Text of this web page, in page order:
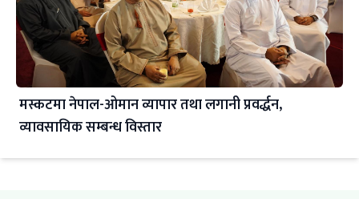
मस्कटमा नेपाल-ओमान व्यापार तथा लगानी प्रवर्द्धन,
व्यावसायिक सम्बन्ध विस्तार